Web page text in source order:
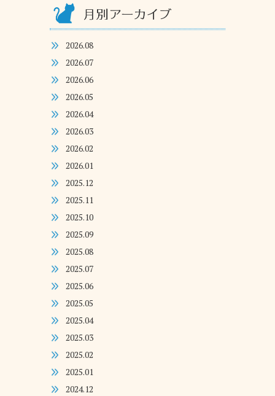
2026.08
2026.07
2026.06
2026.05
2026.04
2026.03
2026.02
2026.01
2025.12
2025.11
2025.10
2025.09
2025.08
2025.07
2025.06
2025.05
2025.04
2025.03
2025.02
2025.01
2024.12